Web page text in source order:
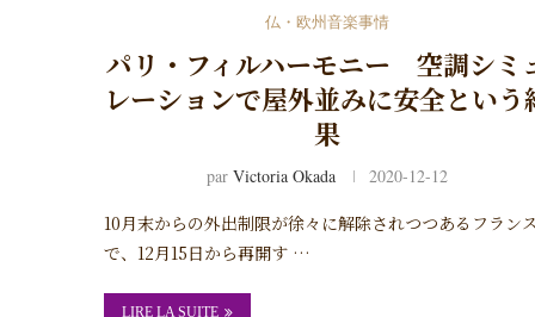
仏・欧州音楽事情
パリ・フィルハーモニー 空調シミ
レーションで屋外並みに安全という
果
parVictoria Okada 2020-12-12
10月末からの外出制限が徐々に解除されつつあるフラン
で、12月15日から再開す …
LIRE LA SUITE